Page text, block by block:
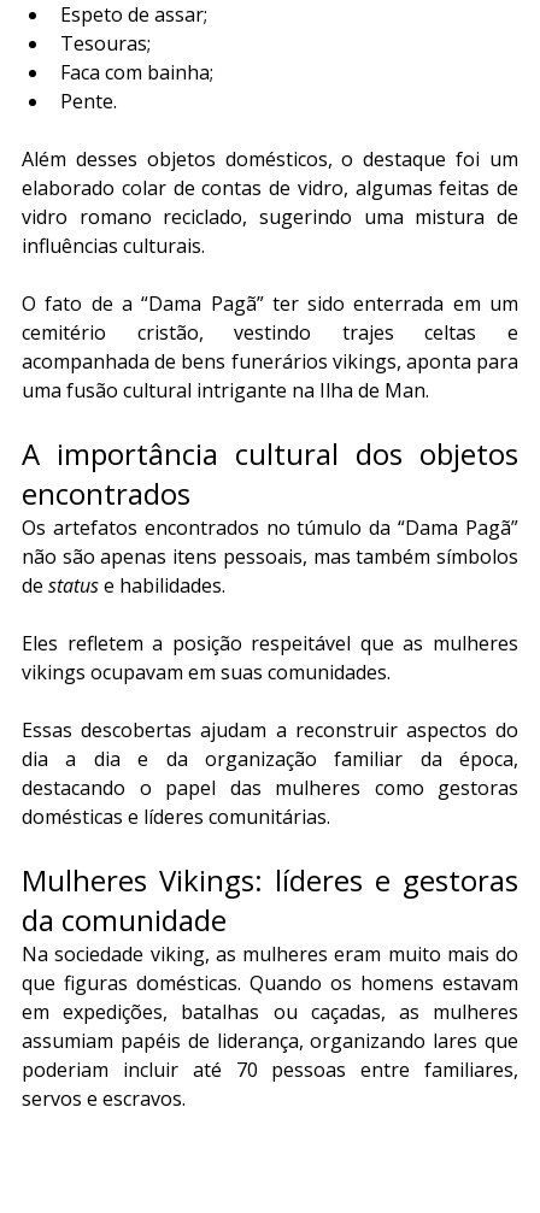
Espeto de assar;
Tesouras;
Faca com bainha;
Pente.
Além desses objetos domésticos, o destaque foi um
elaborado colar de contas de vidro, algumas feitas de
vidro romano reciclado, sugerindo uma mistura de
influências culturais.
O fato de a “Dama Pagã” ter sido enterrada em um
cemitério cristão, vestindo trajes celtas e
acompanhada de bens funerários vikings, aponta para
uma fusão cultural intrigante na Ilha de Man.
A importância cultural dos objetos
encontrados
Os artefatos encontrados no túmulo da “Dama Pagã”
não são apenas itens pessoais, mas também símbolos
de status e habilidades.
Eles refletem a posição respeitável que as mulheres
vikings ocupavam em suas comunidades.
Essas descobertas ajudam a reconstruir aspectos do
dia a dia e da organização familiar da época,
destacando o papel das mulheres como gestoras
domésticas e líderes comunitárias.
Mulheres Vikings: líderes e gestoras
da comunidade
Na sociedade viking, as mulheres eram muito mais do
que figuras domésticas. Quando os homens estavam
em expedições, batalhas ou caçadas, as mulheres
assumiam papéis de liderança, organizando lares que
poderiam incluir até 70 pessoas entre familiares,
servos e escravos.